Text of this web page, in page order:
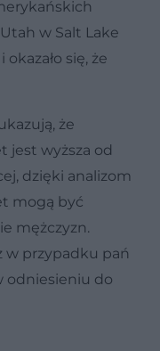
w Salt Lake
się, że
że
jest wyższa od
dzięki analizom
mogą być
mężczyzn.
w przypadku pań
odniesieniu do